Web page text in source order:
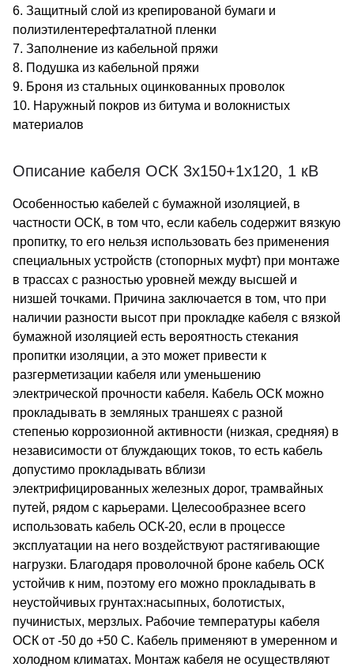
6. Защитный слой из крепированой бумаги и
полиэтилентерефталатной пленки
7. Заполнение из кабельной пряжи
8. Подушка из кабельной пряжи
9. Броня из стальных оцинкованных проволок
10. Наружный покров из битума и волокнистых
материалов
Описание кабеля ОСК 3х150+1х120, 1 кВ
Особенностью кабелей с бумажной изоляцией, в
частности ОСК, в том что, если кабель содержит вязкую
пропитку, то его нельзя использовать без применения
специальных устройств (стопорных муфт) при монтаже
в трассах с разностью уровней между высшей и
низшей точками. Причина заключается в том, что при
наличии разности высот при прокладке кабеля с вязкой
бумажной изоляцией есть вероятность стекания
пропитки изоляции, а это может привести к
разгерметизации кабеля или уменьшению
электрической прочности кабеля. Кабель ОСК можно
прокладывать в земляных траншеях с разной
степенью коррозионной активности (низкая, средняя) в
независимости от блуждающих токов, то есть кабель
допустимо прокладывать вблизи
электрифицированных железных дорог, трамвайных
путей, рядом с карьерами. Целесообразнее всего
использовать кабель ОСК-20, если в процессе
эксплуатации на него воздействуют растягивающие
нагрузки. Благодаря проволочной броне кабель ОСК
устойчив к ним, поэтому его можно прокладывать в
неустойчивых грунтах:насыпных, болотистых,
пучинистых, мерзлых. Рабочие температуры кабеля
ОСК от -50 до +50 С. Кабель применяют в умеренном и
холодном климатах. Монтаж кабеля не осуществляют